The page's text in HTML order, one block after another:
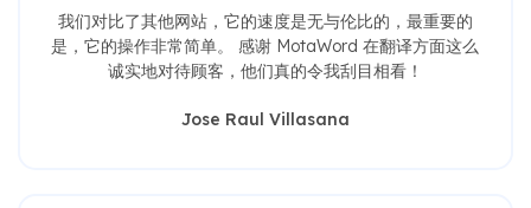
我们对比了其他网站，它的速度是无与伦比的，最重要的
是，它的操作非常简单。 感谢 MotaWord 在翻译方面这么
诚实地对待顾客，他们真的令我刮目相看！
Jose Raul Villasana